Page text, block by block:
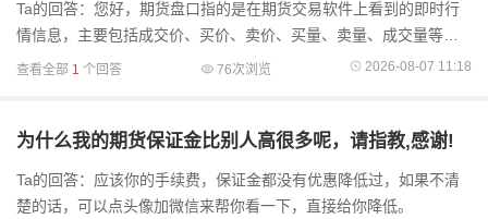
Ta的回答：您好，期货盘口指的是在期货交易软件上看到的即时行
情信息，主要包括成交价、买价、卖价、买量、卖量、成交量等，
它能让投资者直观了解当前市场的交易情况。为啥得关注盘口呢？
查看全部 1 个回答 76次浏览 2026-08-07 11:18
为什么我的期货保证金比别人高很多呢，请指教,感谢!
Ta的回答：应该你的手续费，保证金都没有优惠降低过，如果不清
楚的话，可以点头像加微信来帮你看一下，直接给你降低。